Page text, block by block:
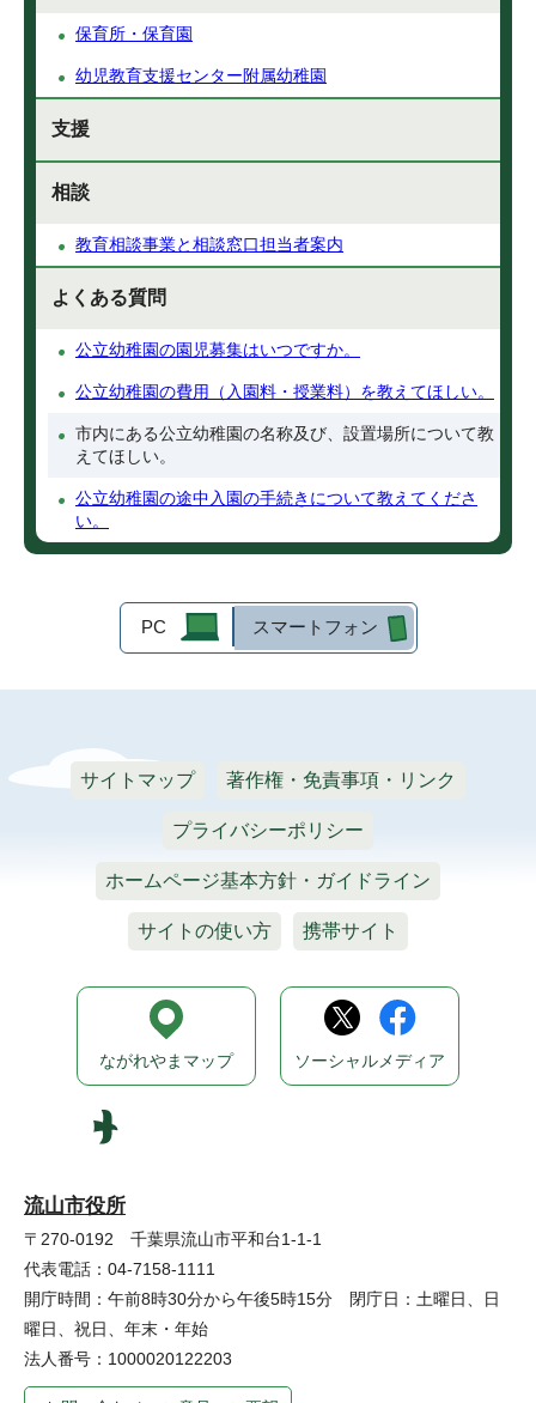
保育所・保育園
幼児教育支援センター附属幼稚園
支援
相談
教育相談事業と相談窓口担当者案内
よくある質問
公立幼稚園の園児募集はいつですか。
公立幼稚園の費用（入園料・授業料）を教えてほしい。
市内にある公立幼稚園の名称及び、設置場所について教
えてほしい。
公立幼稚園の途中入園の手続きについて教えてくださ
い。
PC スマートフォン
サイトマップ 著作権・免責事項・リンク
プライバシーポリシー
ホームページ基本方針・ガイドライン
サイトの使い方 携帯サイト
流山市役所
〒270-0192 千葉県流山市平和台1-1-1
代表電話：04-7158-1111
開庁時間：午前8時30分から午後5時15分 閉庁日：土曜日、日
曜日、祝日、年末・年始
法人番号：1000020122203
ながれやまマップ ソーシャルメディア